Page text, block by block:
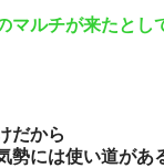
マルチが来たとし
だから
勢には使い道があ